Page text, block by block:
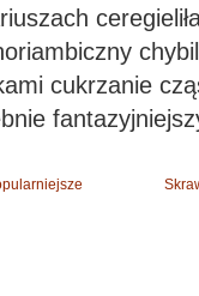
cukrzanie